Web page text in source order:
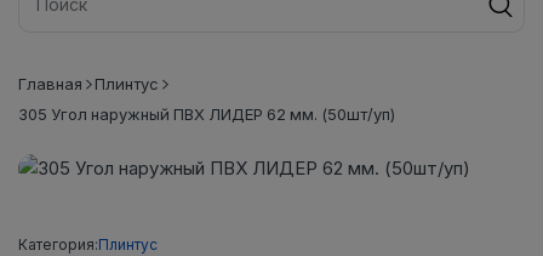
Главная
Плинтус
305 Угол наружный ПВХ ЛИДЕР 62 мм. (50шт/уп)
Категория:Плинтус